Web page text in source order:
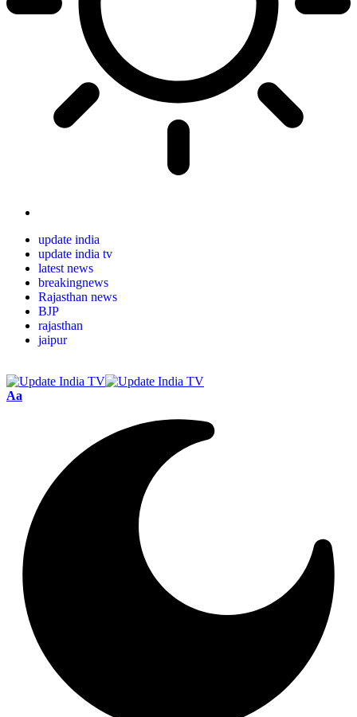
update india
update india tv
latest news
breakingnews
Rajasthan news
BJP
rajasthan
jaipur
Aa